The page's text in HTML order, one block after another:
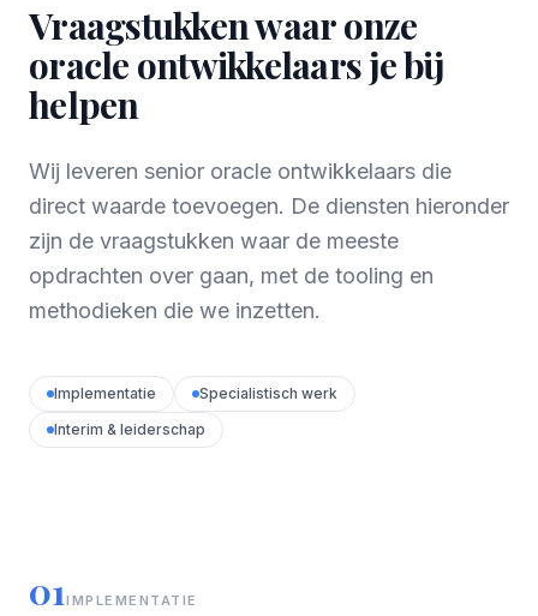
Vraagstukken waar onze
oracle ontwikkelaars je bij
helpen
Wij leveren senior oracle ontwikkelaars die
direct waarde toevoegen. De diensten hieronder
zijn de vraagstukken waar de meeste
opdrachten over gaan, met de tooling en
methodieken die we inzetten.
Implementatie
Specialistisch werk
Interim & leiderschap
01IMPLEMENTATIE